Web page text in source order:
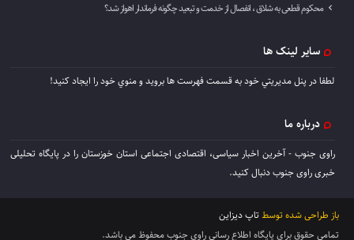
محکوم قطعی به شلاق ، انفصال از خدمت و تبعید چگونه فرماندار اهواز شد؟
سایر لینک ها
لطفا در پنل مديريتي خود به قسمت فهرست ها برويد و منوي خود را ايجاد كنيد!
درباره ما
راوی جنوب - آخرین اخبار سیاسی، اقتصادی اجتماعی استان خوزستان را در پایگاه تحلیلی
خبری راوی جنوب دنبال کنید.
باز طراحی شده توسط تاپ دیزاین
تمامی حقوق برای پایگاه اطلاع رسانی راوی جنوب محفوظ می باشد.